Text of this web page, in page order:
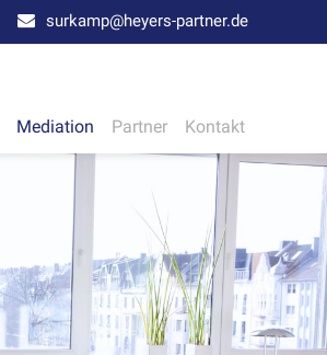
surkamp@heyers-partner.de
Mediation Partner Kontakt